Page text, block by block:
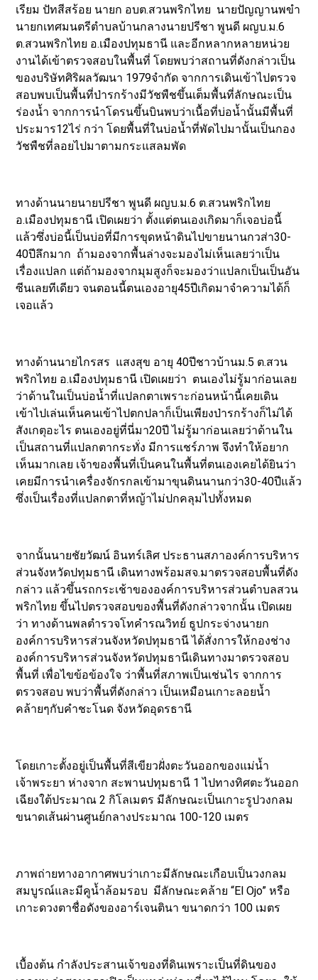
เรียม ปัทสีสร้อย นายก อบต.สวนพริกไทย นายปัญญานพขำ
นายกเทศมนตรีตำบลบ้านกลางนายปรีชา พูนดี ผญบ.ม.6
ต.สวนพริกไทย อ.เมืองปทุมธานี และอีกหลากหลายหน่วย
งานได้เข้าตรวจสอบในพื้นที่ โดยพบว่าสถานที่ดังกล่าวเป็น
ของบริษัทศิริผลวัฒนา 1979จำกัด จากการเดินเข้าไปตรวจ
สอบพบเป็นพื้นที่ป่ารกร้างมีวัชพืชขึ้นเต็มพื้นที่ลักษณะเป็น
ร่องน้ำ จากการนำโดรนขึ้นบินพบว่าเนื้อที่บ่อน้ำนั้นมีพื้นที่
ประมาร12ไร่ กว่า โดยพื้นที่ในบ่อน้ำที่พัดไปมานั้นเป็นกอง
วัชพืชที่ลอยไปมาตามกระแสลมพัด
ทางด้านนายนายปรีชา พูนดี ผญบ.ม.6 ต.สวนพริกไทย
อ.เมืองปทุมธานี เปิดเผยว่า ตั้งแต่ตนเองเกิดมาก็เจอบ่อนี้
แล้วซึ่งบ่อนี้เป็นบ่อที่มีการขุดหน้าดินไปขายนานกวส่า30-
40ปีลึกมาก ถ้ามองจากพื้นล่างจะมองไม่เห็นเลยว่าเป็น
เรื่องแปลก แต่ถ้ามองจากมุมสูงก็จะมองว่าแปลกเป็นเป็นอัน
ซีนเลยทีเดียว จนตอนนี้ตนเองอายุ45ปีเกิดมาจำความได้ก็
เจอแล้ว
ทางด้านนายไกรสร แสงสุข อายุ 40ปีชาวบ้านม.5 ต.สวน
พริกไทย อ.เมืองปทุมธานี เปิดเผยว่า ตนเองไม่รู้มาก่อนเลย
ว่าด้านในเป็นบ่อน้ำที่แปลกตาเพราะก่อนหน้านี้เคยเดิน
เข้าไปเล่นเห็นคนเข้าไปตกปลาก็เป็นเพียงป่ารกร้างก็ไม่ได้
สังเกตุอะไร ตนเองอยู่ที่นี่มา20ปี ไม่รู้มาก่อนเลยว่าด้านใน
เป็นสถานที่แปลกตากระทั่ง มีการแชร์ภาพ จึงทำให้อยาก
เห็นมากเลย เจ้าของพื้นที่เป็นคนในพื้นที่ตนเองเคยได้ยินว่า
เคยมีการนำเครื่องจักรกลเข้ามาขุนดินนานกว่า30-40ปีแล้ว
ซึ่งเป็นเรื่องที่แปลกตาที่หญ้าไม่ปกคลุมไปทั้งหมด
จากนั้นนายชัยวัฒน์ อินทร์เลิศ ประธานสภาองค์การบริหาร
ส่วนจังหวัดปทุมธานี เดินทางพร้อมสจ.มาตรวจสอบพื้นที่ดัง
กล่าว แล้วขึ้นรถกระเช้าขององค์การบริหารส่วนตำบลสวน
พริกไทย ขึ้นไปตรวจสอบของพื้นที่ดังกล่าวจากนั้น เปิดเผย
ว่า ทางด้านพลตำรวจโทคำรณวิทย์ ธูปกระจ่างนายก
องค์การบริหารส่วนจังหวัดปทุมธานี ได้สั่งการให้กองช่าง
องค์การบริหารส่วนจังหวัดปทุมธานีเดินทางมาตรวจสอบ
พื้นที่ เพื่อไขข้อข้องใจ ว่าพื้นที่สภาพเป็นเช่นไร จากการ
ตรวจสอบ พบว่าพื้นที่ดังกล่าว เป็นเหมือนเกาะลอยน้ำ
คล้ายๆกับคำชะโนด จังหวัดอุดรธานี
โดยเกาะตั้งอยู่เป็นพื้นที่สีเขียวฝั่งตะวันออกของแม่น้ำ
เจ้าพระยา ห่างจาก สะพานปทุมธานี 1 ไปทางทิศตะวันออก
เฉียงใต้ประมาณ 2 กิโลเมตร มีลักษณะเป็นเกาะรูปวงกลม
ขนาดเส้นผ่านศูนย์กลางประมาณ 100-120 เมตร
ภาพถ่ายทางอากาศพบว่าเกาะมีลักษณะเกือบเป็นวงกลม
สมบูรณ์และมีคูน้ำล้อมรอบ มีลักษณะคล้าย “El Ojo” หรือ
เกาะดวงตาชื่อดังของอาร์เจนตินา ขนาดกว่า 100 เมตร
เบื้องต้น กำลังประสานเจ้าของที่ดินเพราะเป็นที่ดินของ